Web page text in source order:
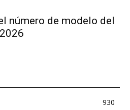
número de modelo del
930